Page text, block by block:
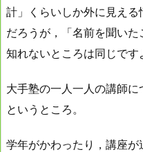
計」くらいしか外に見え
だろうが，「名前を聞い
知れないところは同じです
大手塾の一人一人の講師
というところ。
学年がかわったり，講座